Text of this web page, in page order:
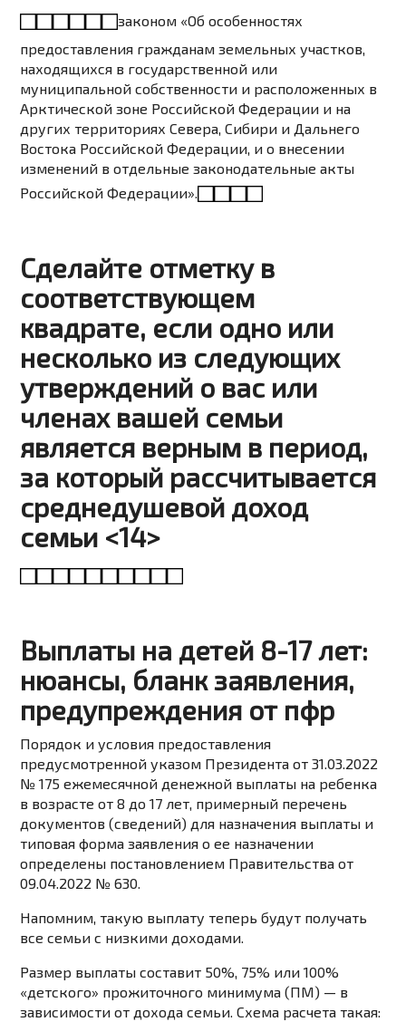
законом «Об особенностях
предоставления гражданам земельных участков,
находящихся в государственной или
муниципальной собственности и расположенных в
Арктической зоне Российской Федерации и на
других территориях Севера, Сибири и Дальнего
Востока Российской Федерации, и о внесении
изменений в отдельные законодательные акты
Российской Федерации».
Сделайте отметку в
соответствующем
квадрате, если одно или
несколько из следующих
утверждений о вас или
членах вашей семьи
является верным в период,
за который рассчитывается
среднедушевой доход
семьи <14>
Выплаты на детей 8-17 лет:
нюансы, бланк заявления,
предупреждения от пфр
Порядок и условия предоставления
предусмотренной указом Президентаот 31.03.2022
№ 175 ежемесячной денежной выплаты на ребенка
в возрасте от 8 до 17 лет, примерный перечень
документов (сведений) для назначения выплаты и
типовая форма заявления о ее назначении
определены постановлением Правительства от
09.04.2022 № 630.
Напомним, такую выплату теперь будут получать
все семьи с низкими доходами.
Размер выплаты составит 50%, 75% или 100%
«детского» прожиточного минимума (ПМ) — в
зависимости от дохода семьи. Схема расчета такая: